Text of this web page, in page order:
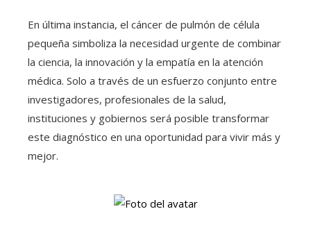
En última instancia, el cáncer de pulmón de célula
pequeña simboliza la necesidad urgente de combinar
la ciencia, la innovación y la empatía en la atención
médica. Solo a través de un esfuerzo conjunto entre
investigadores, profesionales de la salud,
instituciones y gobiernos será posible transformar
este diagnóstico en una oportunidad para vivir más y
mejor.